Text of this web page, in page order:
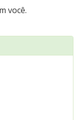
você.